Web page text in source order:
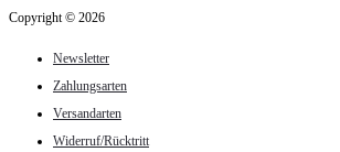
der
Produktseite
Copyright © 2026
Newsletter
Zahlungsarten
Versandarten
Widerruf/Rücktritt